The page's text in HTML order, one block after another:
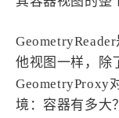
他视图一样，除
GeometryProxy
境：容器有多大